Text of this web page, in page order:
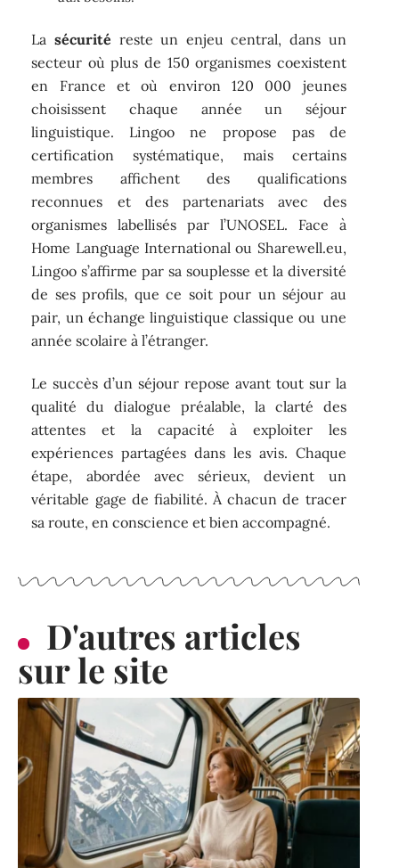
La sécurité reste un enjeu central, dans un
secteur où plus de 150 organismes coexistent
en France et où environ 120 000 jeunes
choisissent chaque année un séjour
linguistique. Lingoo ne propose pas de
certification systématique, mais certains
membres affichent des qualifications
reconnues et des partenariats avec des
organismes labellisés par l’UNOSEL. Face à
Home Language International ou Sharewell.eu,
Lingoo s’affirme par sa souplesse et la diversité
de ses profils, que ce soit pour un séjour au
pair, un échange linguistique classique ou une
année scolaire à l’étranger.
Le succès d’un séjour repose avant tout sur la
qualité du dialogue préalable, la clarté des
attentes et la capacité à exploiter les
expériences partagées dans les avis. Chaque
étape, abordée avec sérieux, devient un
véritable gage de fiabilité. À chacun de tracer
sa route, en conscience et bien accompagné.
D'autres articles
sur le site